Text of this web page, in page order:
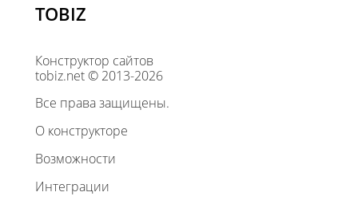
TOBIZ
Конструктор сайтов
tobiz.net © 2013-2026
Все права защищены.
О конструкторе
Возможности
Интеграции